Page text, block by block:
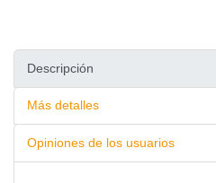
Descripción
Más detalles
Opiniones de los usuarios